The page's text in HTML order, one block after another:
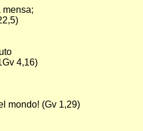
mensa;
4,16)
mondo! (Gv 1,29)